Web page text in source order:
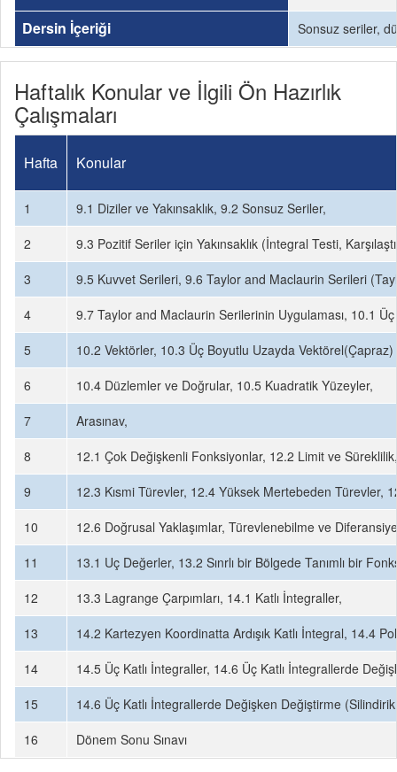
Dersin İçeriği Sonsuz seriler,
Haftalık Konular ve İlgili Ön Hazırlık
Çalışmaları
Hafta Konular
1
9.1 Diziler ve Yakınsaklık, 9.2 Sonsuz Seriler,
2
9.3 Pozitif Seriler için Yakınsaklık (İntegral Testi,
3
9.5 Kuvvet Serileri, 9.6 Taylor and Maclaurin Serileri
4
9.7 Taylor and Maclaurin Serilerinin Uygulaması, 10.1
5
10.2 Vektörler, 10.3 Üç Boyutlu Uzayda Vektörel(Çapraz)
6
10.4 Düzlemler ve Doğrular, 10.5 Kuadratik Yüzeyler,
7
Arasınav,
8
12.1 Çok Değişkenli Fonksiyonlar, 12.2 Limit ve Süreklilik,
9
12.3 Kısmi Türevler, 12.4 Yüksek Mertebeden Türevler,
10
12.6 Doğrusal Yaklaşımlar, Türevlenebilme ve
11
13.1 Uç Değerler, 13.2 Sınrlı bir Bölgede Tanımlı bir
12
13.3 Lagrange Çarpımları, 14.1 Katlı İntegraller,
13
14.2 Kartezyen Koordinatta Ardışık Katlı İntegral, 14.4
14
14.5 Üç Katlı İntegraller, 14.6 Üç Katlı İntegrallerde
15
14.6 Üç Katlı İntegrallerde Değişken Değiştirme
16
Dönem Sonu Sınavı